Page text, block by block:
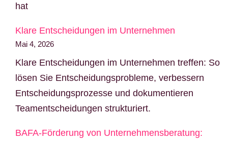
hat
Klare Entscheidungen im Unternehmen
Mai 4, 2026
Klare Entscheidungen im Unternehmen treffen: So
lösen Sie Entscheidungsprobleme, verbessern
Entscheidungsprozesse und dokumentieren
Teamentscheidungen strukturiert.
BAFA-Förderung von Unternehmensberatung: